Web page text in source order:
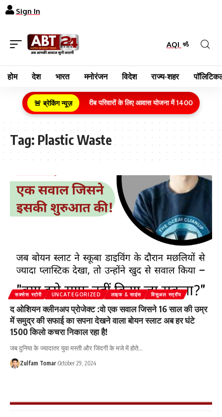
Sign In
AQI
होम देश भारत मनोरंजन विदेश राज्य-शहर
🚨 ब्रेकिंग न्यूज़
ग्रामीण क्षेत्र के गरीब परिवारों के लिए आवास योजना में 1400 करोड़ रुपये
Tag: Plastic Waste
सक्सेस स्टोरी UNCATEGORIZED लाइफ & साइंस विसुअल स्त्रॉय
द ओशियन क्लीनअप प्रोजेक्ट :वो एक सवाल जिसने 16 साल की उम्र
में समुद्र की सफाई का सपना देखने वाला बोयन स्लाट अब हर घंटे
1500 किलो कचरा निकाल रहा है!
जब दुनिया के ज्यादातर युवा मस्ती और जिंदगी के मजे में होते…
Zulfam Tomar October 29, 2024